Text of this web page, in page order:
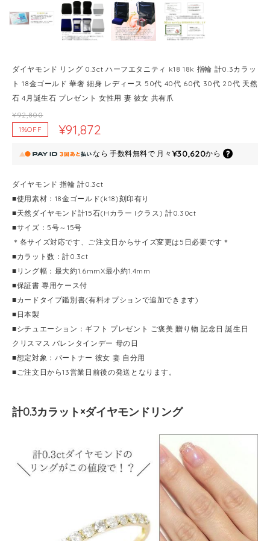
ダイヤモンド リング 0.3ct ハーフエタニティ k18 18k 指輪 計0.3カラッ
ト 18金ゴールド 華奢 細身 レディース 50代 40代 60代 30代 20代 天然
石 4月誕生石 プレゼント 女性用 妻 彼女 共有爪
¥92,800
1%OFF
¥91,872
なら 手数料無料で 月々 ¥30,620から
ダイヤモンド 指輪 計0.3ct
■使用素材：18金ゴールド(k18)刻印有り
■天然ダイヤモンド計15石(Hカラー Iクラス) 計0.30ct
■サイズ：5号～15号
＊各サイズ対応です、ご注文日からサイズ変更は5日必要です＊
■カラット数：計0.3ct
■リング幅：最大約1.6mmX最小約1.4mm
■保証書 専用ケース付
■カードタイプ鑑別書(有料オプションで追加できます)
■日本製
■シチュエーション：ギフト プレゼント ご褒美 贈り物 記念日 誕生日
クリスマス バレンタインデー 母の日
■想定対象：パートナー 彼女 妻 自分用
■ご注文日から13営業日前後の発送となります。
計0.3カラット×ダイヤモンドリング